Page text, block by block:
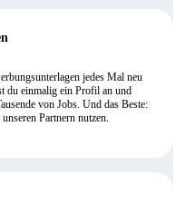
jedes Mal neu
du einmalig ein Profil an und
von Jobs. Und das Beste:
Partnern nutzen.